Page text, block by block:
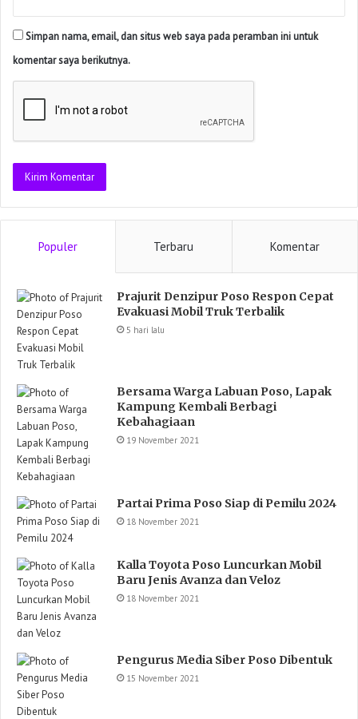
Simpan nama, email, dan situs web saya pada peramban ini untuk
komentar saya berikutnya.
Populer Terbaru Komentar
Prajurit Denzipur Poso Respon Cepat
Evakuasi Mobil Truk Terbalik
5 hari lalu
Bersama Warga Labuan Poso, Lapak
Kampung Kembali Berbagi
Kebahagiaan
19 November 2021
Partai Prima Poso Siap di Pemilu 2024
18 November 2021
Kalla Toyota Poso Luncurkan Mobil
Baru Jenis Avanza dan Veloz
18 November 2021
Pengurus Media Siber Poso Dibentuk
15 November 2021